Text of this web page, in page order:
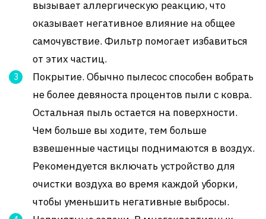
вызывает аллергическую реакцию, что
оказывает негативное влияние на общее
самочувствие. Фильтр помогает избавиться
от этих частиц.
Покрытие. Обычно пылесос способен вобрать
не более девяноста процентов пыли с ковра.
Остальная пыль остается на поверхности.
Чем больше вы ходите, тем больше
взвешенные частицы поднимаются в воздух.
Рекомендуется включать устройство для
очистки воздуха во время каждой уборки,
чтобы уменьшить негативные выбросы.